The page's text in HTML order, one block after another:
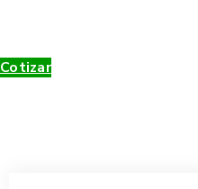
Cotizar